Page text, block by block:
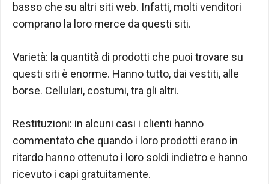
basso che su altri siti web. Infatti, molti venditori
comprano la loro merce da questi siti.
Varietà: la quantità di prodotti che puoi trovare su
questi siti è enorme. Hanno tutto, dai vestiti, alle
borse. Cellulari, costumi, tra gli altri.
Restituzioni: in alcuni casi i clienti hanno
commentato che quando i loro prodotti erano in
ritardo hanno ottenuto i loro soldi indietro e hanno
ricevuto i capi gratuitamente.